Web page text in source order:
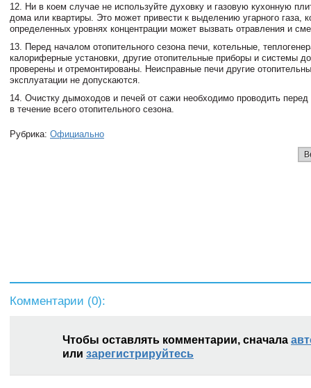
12. Ни в коем случае не используйте духовку и газовую кухонную
дома или квартиры. Это может привести к выделению угарного газа,
определенных уровнях концентрации может вызвать отравления и
13. Перед началом отопительного сезона печи, котельные,
калориферные установки, другие отопительные приборы и системы
проверены и отремонтированы. Неисправные печи другие
эксплуатации не допускаются.
14. Очистку дымоходов и печей от сажи необходимо проводить
в течение всего отопительного сезона.
Рубрика: Официально
Комментарии (0):
Чтобы оставлять комментарии, сначала
или зарегистрируйтесь